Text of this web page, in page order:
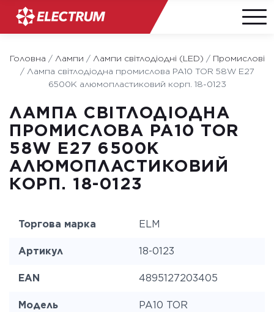
content
Головна / Лампи / Лампи світлодіодні (LED) / Промислові
/ Лампа світлодіодна промислова PA10 TOR 58W E27
6500K алюмопластиковий корп. 18-0123
ЛАМПА СВІТЛОДІОДНА
ПРОМИСЛОВА PA10 TOR
58W E27 6500K
АЛЮМОПЛАСТИКОВИЙ
КОРП. 18-0123
Торгова марка ELM
Артикул 18-0123
EAN 4895127203405
Модель PA10 TOR